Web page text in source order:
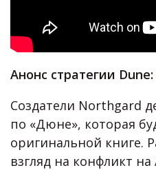
Анонс стратегии
Создатели Northgard
по «Дюне», которая
оригинальной книге.
взгляд на конфликт